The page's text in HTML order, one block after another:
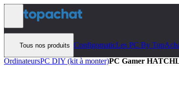
Aller au contenu
Tous nos produits ConfigomaticLes PC By
OrdinateursPC DIY (kit à monter)PC Gamer